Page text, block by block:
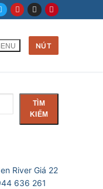
NÚT
TÌM
KIẾM
River Giá 22
636 261